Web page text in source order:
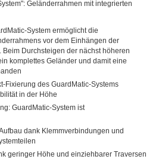
Geländerrahmen mit integrierten
System ermöglicht die
vor dem Einhängen der
Durchsteigen der nächst höheren
komplettes Geländer und damit eine
Fixierung des GuardMatic-Systems
in der Höhe
GuardMatic-System ist
dank Klemmverbindungen und
geringer Höhe und einziehbarer Traversen